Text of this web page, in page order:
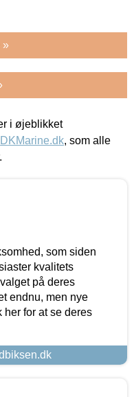
»
i øjeblikket
DKMarine.dk, som alle
som siden
kvalitets
på deres
endnu, men nye
her for at se deres